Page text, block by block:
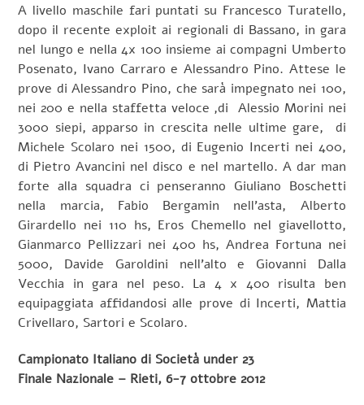
A livello maschile fari puntati su Francesco Turatello,
dopo il recente exploit ai regionali di Bassano, in gara
nel lungo e nella 4x 100 insieme ai compagni Umberto
Posenato, Ivano Carraro e Alessandro Pino. Attese le
prove di Alessandro Pino, che sarà impegnato nei 100,
nei 200 e nella staffetta veloce ,di Alessio Morini nei
3000 siepi, apparso in crescita nelle ultime gare, di
Michele Scolaro nei 1500, di Eugenio Incerti nei 400,
di Pietro Avancini nel disco e nel martello. A dar man
forte alla squadra ci penseranno Giuliano Boschetti
nella marcia, Fabio Bergamin nell’asta, Alberto
Girardello nei 110 hs, Eros Chemello nel giavellotto,
Gianmarco Pellizzari nei 400 hs, Andrea Fortuna nei
5000, Davide Garoldini nell’alto e Giovanni Dalla
Vecchia in gara nel peso. La 4 x 400 risulta ben
equipaggiata affidandosi alle prove di Incerti, Mattia
Crivellaro, Sartori e Scolaro.
Campionato Italiano di Società under 23
Finale Nazionale – Rieti, 6-7 ottobre 2012